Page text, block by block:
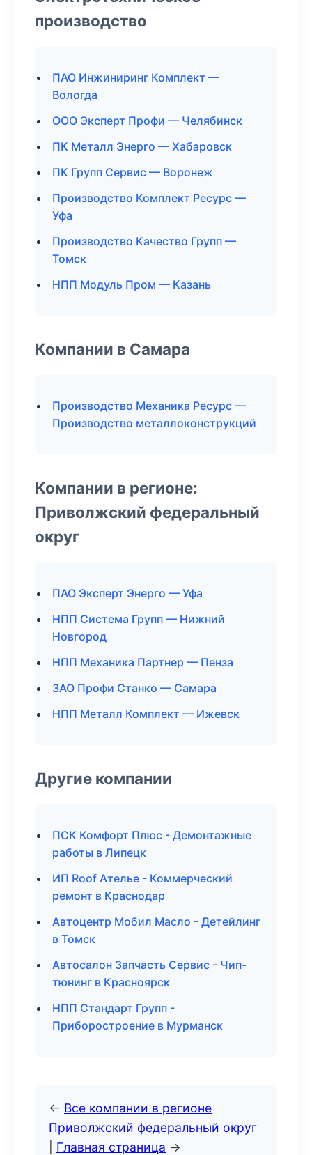
производство
ПАО Инжиниринг Комплект —
Вологда
ООО Эксперт Профи — Челябинск
ПК Металл Энерго — Хабаровск
ПК Групп Сервис — Воронеж
Производство Комплект Ресурс —
Уфа
Производство Качество Групп —
Томск
НПП Модуль Пром — Казань
Компании в Самара
Производство Механика Ресурс —
Производство металлоконструкций
Компании в регионе:
Приволжский федеральный
округ
ПАО Эксперт Энерго — Уфа
НПП Система Групп — Нижний
Новгород
НПП Механика Партнер — Пенза
ЗАО Профи Станко — Самара
НПП Металл Комплект — Ижевск
Другие компании
ПСК Комфорт Плюс - Демонтажные
работы в Липецк
ИП Roof Ателье - Коммерческий
ремонт в Краснодар
Автоцентр Мобил Масло - Детейлинг
в Томск
Автосалон Запчасть Сервис - Чип-
тюнинг в Красноярск
НПП Стандарт Групп -
Приборостроение в Мурманск
← Все компании в регионе
Приволжский федеральный округ
Главная страница →